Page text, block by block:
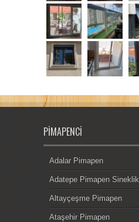
PIMAPENCI
Adalar Pimapen
Adatepe Pimapen Sineklik
Altayçeşme Pimapen
Ataşehir Pimapen